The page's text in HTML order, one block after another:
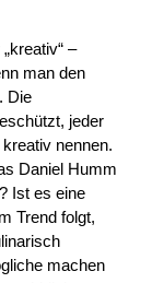
–
man den
Die
jeder
nennen.
Daniel Humm
Ist es eine
Trend folgt,
machen